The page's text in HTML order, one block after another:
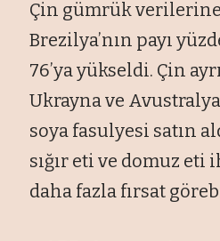
Çin gümrük
Brezilya’nın payı
76’ya yükseldi. Çin
Ukrayna ve
soya fasulyesi satın
sığır eti ve domuz eti
daha fazla fırsat